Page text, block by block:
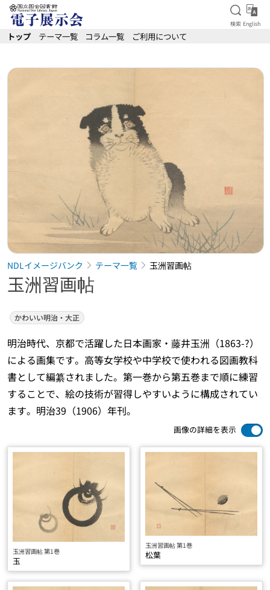
本文へ移動
検索を
検索 English
トップ テーマ一覧 コラム一覧 ご利用について
NDLイメージバンク テーマ一覧 玉洲習画帖
玉洲習画帖
かわいい明治・大正
明治時代、京都で活躍した日本画家・藤井玉洲（1863-?）
による画集です。高等女学校や中学校で使われる図画教科
書として編纂されました。第一巻から第五巻まで順に練習
することで、絵の技術が習得しやすいように構成されてい
ます。明治39（1906）年刊。
画像の詳細を表示
玉洲習画帖 第1巻
玉
玉洲習画帖 第1巻
松葉